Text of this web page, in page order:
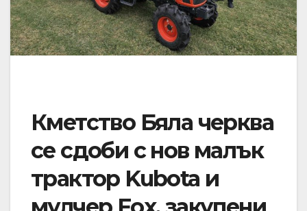
Кметство Бяла черква
се сдоби с нов малък
трактор Kubota и